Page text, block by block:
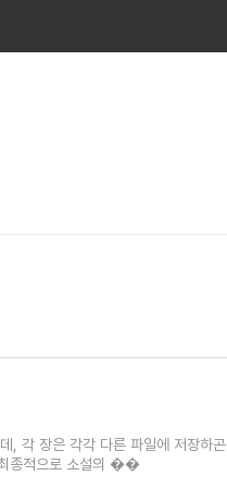
, 각 장은 각각 다른 파일에 저장하곤
최종적으로 소설의 ��